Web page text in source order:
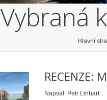
Vybraná
Hlavní
RECENZE:
Napsal: Petr Linhart